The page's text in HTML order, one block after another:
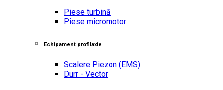
Piese turbină
Piese micromotor
Echipament profilaxie
Scalere Piezon (EMS)
Durr - Vector